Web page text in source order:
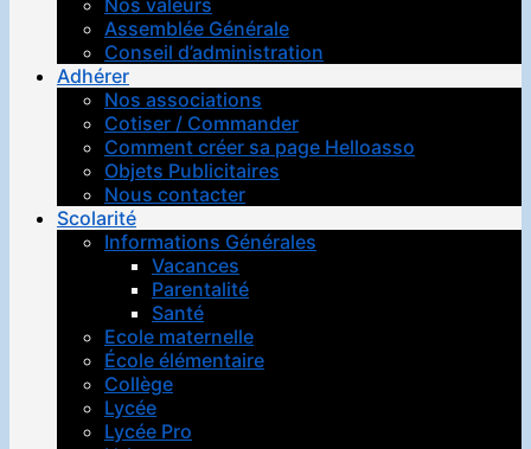
Nos valeurs
Assemblée Générale
Conseil d’administration
Adhérer
Nos associations
Cotiser / Commander
Comment créer sa page Helloasso
Objets Publicitaires
Nous contacter
Scolarité
Informations Générales
Vacances
Parentalité
Santé
Ecole maternelle
École élémentaire
Collège
Lycée
Lycée Pro